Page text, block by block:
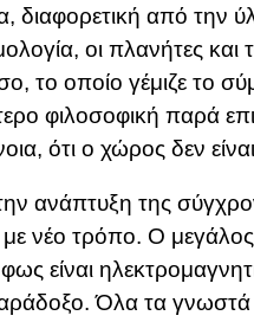
διαφορετική από την
οι πλανήτες και
το οποίο γέμιζε το
φιλοσοφική παρά
ότι ο χώρος δεν
ανάπτυξη της
με νέο τρόπο. Ο
φως είναι
Όλα τα γνωστά